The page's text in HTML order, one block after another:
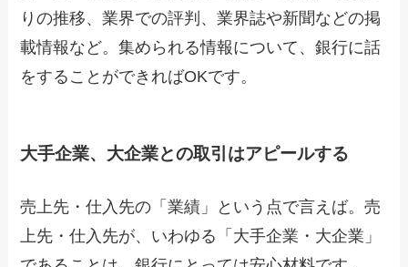
りの推移、業界での評判、業界誌や新聞などの掲
載情報など。集められる情報について、銀行に話
をすることができればOKです。
大手企業、大企業との取引はアピールする
売上先・仕入先の「業績」という点で言えば。売
上先・仕入先が、いわゆる「大手企業・大企業」